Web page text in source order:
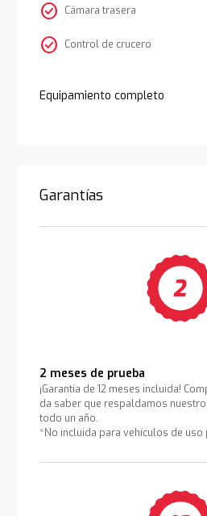
check_circle Cámara trasera
check_circle Control de crucero
Equipamiento completo
Garantías
2 meses de prueba
¡Garantía de 12 meses incluida!
da saber que respaldamos
todo un año.
*No incluida para vehículos de